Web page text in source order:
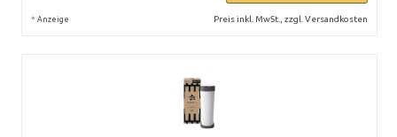
* Anzeige Preis inkl. MwSt., zzgl. Versandkosten